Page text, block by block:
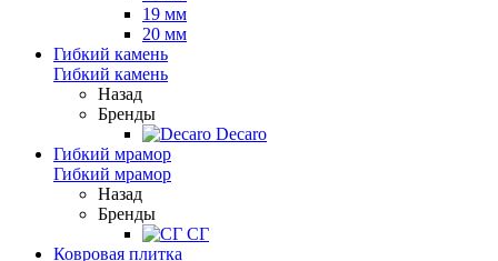
19 мм
20 мм
Гибкий камень
Гибкий камень
Назад
Бренды
Decaro
Гибкий мрамор
Гибкий мрамор
Назад
Бренды
СГ
Ковровая плитка